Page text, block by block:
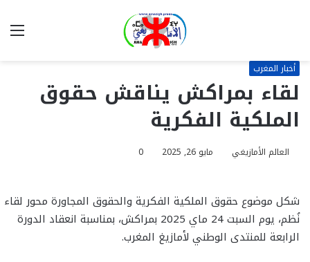
أخبار المغرب
لقاء بمراكش يناقش حقوق
الملكية الفكرية
العالم الأمازيغي مايو 26, 2025 0
شكل موضوع حقوق الملكية الفكرية والحقوق المجاورة محور لقاء
نُظم، يوم السبت 24 ماي 2025 بمراكش، بمناسبة انعقاد الدورة
الرابعة للمنتدى الوطني لأمازيغ المغرب.